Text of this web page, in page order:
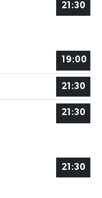
21:30
19:00
21:30
21:30
21:30